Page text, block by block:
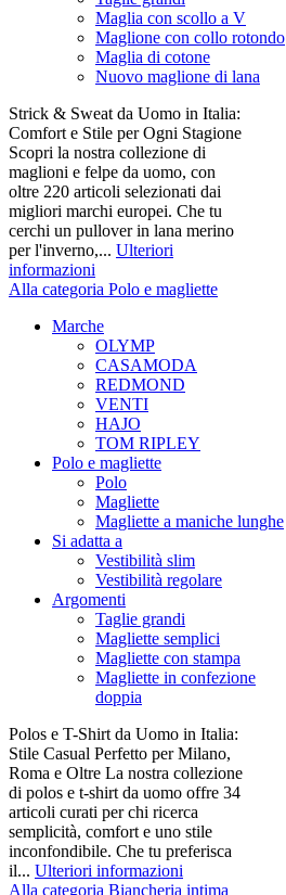
Maglia con scollo a V
Maglione con collo rotondo
Maglia di cotone
Nuovo maglione di lana
Strick & Sweat da Uomo in Italia:
Comfort e Stile per Ogni Stagione
Scopri la nostra collezione di
maglioni e felpe da uomo, con
oltre 220 articoli selezionati dai
migliori marchi europei. Che tu
cerchi un pullover in lana merino
per l'inverno,... Ulteriori
informazioni
Alla categoria Polo e magliette
Marche
OLYMP
CASAMODA
REDMOND
VENTI
HAJO
TOM RIPLEY
Polo e magliette
Polo
Magliette
Magliette a maniche lunghe
Si adatta a
Vestibilità slim
Vestibilità regolare
Argomenti
Taglie grandi
Magliette semplici
Magliette con stampa
Magliette in confezione
doppia
Polos e T-Shirt da Uomo in Italia:
Stile Casual Perfetto per Milano,
Roma e Oltre La nostra collezione
di polos e t-shirt da uomo offre 34
articoli curati per chi ricerca
semplicità, comfort e uno stile
inconfondibile. Che tu preferisca
il... Ulteriori informazioni
Alla categoria Biancheria intima